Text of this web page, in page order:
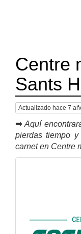
Centre
Sants
Actualizado hace 7
➡ Aquí
pierdas tiempo
carnet en Centre